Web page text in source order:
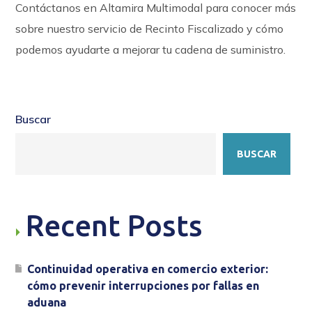
Contáctanos en Altamira Multimodal para conocer más
sobre nuestro servicio de Recinto Fiscalizado y cómo
podemos ayudarte a mejorar tu cadena de suministro.
Buscar
BUSCAR
Recent Posts
Continuidad operativa en comercio exterior:
cómo prevenir interrupciones por fallas en
aduana